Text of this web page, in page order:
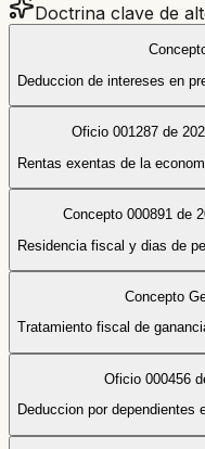
Doctrina clave de
Deduccion de intereses en
Oficio 001287 de
Rentas exentas de la
Concepto 000891 de
Residencia fiscal y dias de
Concepto
Tratamiento fiscal de
Oficio 000456
Deduccion por dependientes